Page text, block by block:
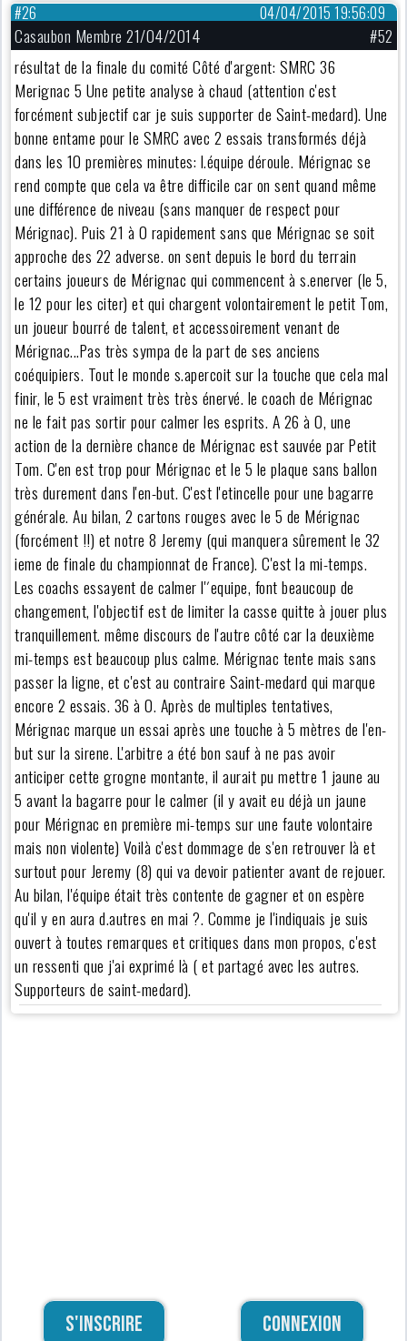
04/04/2015 19:56:09
#26
Casaubon Membre 21/04/2014
#52
résultat de la finale du comité Côté d'argent: SMRC 36
Merignac 5 Une petite analyse à chaud (attention c'est
forcément subjectif car je suis supporter de Saint-medard). Une
bonne entame pour le SMRC avec 2 essais transformés déjà
dans les 10 premières minutes: l.équipe déroule. Mérignac se
rend compte que cela va être difficile car on sent quand même
une différence de niveau (sans manquer de respect pour
Mérignac). Puis 21 à 0 rapidement sans que Mérignac se soit
approche des 22 adverse. on sent depuis le bord du terrain
certains joueurs de Mérignac qui commencent à s.enerver (le 5,
le 12 pour les citer) et qui chargent volontairement le petit Tom,
un joueur bourré de talent, et accessoirement venant de
Mérignac...Pas très sympa de la part de ses anciens
coéquipiers. Tout le monde s.apercoit sur la touche que cela mal
finir, le 5 est vraiment très très énervé. le coach de Mérignac
ne le fait pas sortir pour calmer les esprits. A 26 à 0, une
action de la dernière chance de Mérignac est sauvée par Petit
Tom. C'en est trop pour Mérignac et le 5 le plaque sans ballon
très durement dans l'en-but. C'est l'etincelle pour une bagarre
générale. Au bilan, 2 cartons rouges avec le 5 de Mérignac
(forcément !!) et notre 8 Jeremy (qui manquera sûrement le 32
ieme de finale du championnat de France). C'est la mi-temps.
Les coachs essayent de calmer l'´equipe, font beaucoup de
changement, l'objectif est de limiter la casse quitte à jouer plus
tranquillement. même discours de l'autre côté car la deuxième
mi-temps est beaucoup plus calme. Mérignac tente mais sans
passer la ligne, et c'est au contraire Saint-medard qui marque
encore 2 essais. 36 à 0. Après de multiples tentatives,
Mérignac marque un essai après une touche à 5 mètres de l'en-
but sur la sirene. L'arbitre a été bon sauf à ne pas avoir
anticiper cette grogne montante, il aurait pu mettre 1 jaune au
5 avant la bagarre pour le calmer (il y avait eu déjà un jaune
pour Mérignac en première mi-temps sur une faute volontaire
mais non violente) Voilà c'est dommage de s'en retrouver là et
surtout pour Jeremy (8) qui va devoir patienter avant de rejouer.
Au bilan, l'équipe était très contente de gagner et on espère
qu'il y en aura d.autres en mai ?. Comme je l'indiquais je suis
ouvert à toutes remarques et critiques dans mon propos, c'est
un ressenti que j'ai exprimé là ( et partagé avec les autres.
Supporteurs de saint-medard).
S'inscrire Connexion